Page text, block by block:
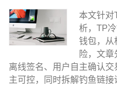
本文针对
析，TP
钱包，从
险，文
离线签名、用户自主确认
主可控，同时拆解钓鱼链